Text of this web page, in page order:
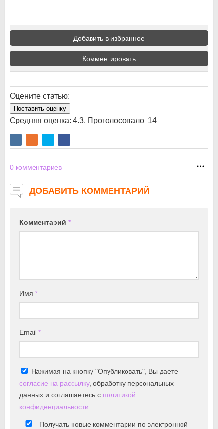
Добавить в избранное
Комментировать
Оцените статью:
Поставить оценку
Средняя оценка: 4.3. Проголосовало: 14
0 комментариев
ДОБАВИТЬ КОММЕНТАРИЙ
Комментарий *
Имя *
Email *
Нажимая на кнопку "Опубликовать", Вы даете
согласие на рассылку, обработку персональных
данных и соглашаетесь с политикой
конфиденциальности.
Получать новые комментарии по электронной